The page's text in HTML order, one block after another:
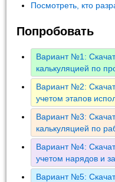
Посмотреть, кто
Попробовать
Вариант №1:
калькуляцией по
Вариант №2:
учетом этапов
Вариант №3:
калькуляцией по
Вариант №4:
учетом нарядов и
Вариант №5: